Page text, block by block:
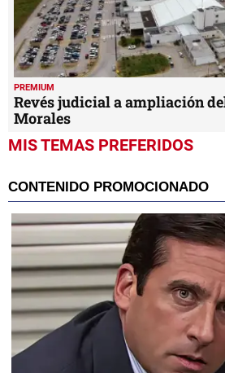
PREMIUM
Revés judicial a ampliación
Morales
MIS TEMAS PREFERIDOS